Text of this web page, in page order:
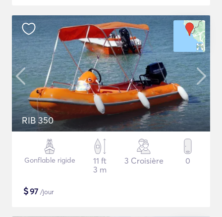
RIB 350
Gonflable rigide
11 ft
3 m
3 Croisière 0
$97 /jour